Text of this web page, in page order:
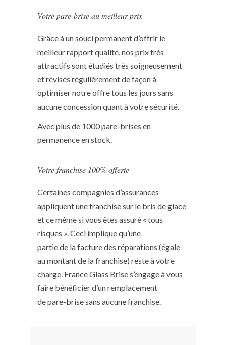
Votre pare-brise au meilleur prix
Grâce à un souci permanent d’offrir le
meilleur rapport qualité, nos prix très
attractifs sont étudiés très soigneusement
et révisés régulièrement de façon à
optimiser notre offre tous les jours sans
aucune concession quant à votre sécurité.
Avec plus de 1000 pare-brises en
permanence en stock.
Votre franchise 100% offerte
Certaines compagnies d’assurances
appliquent une franchise sur le bris de glace
et ce même si vous êtes assuré « tous
risques ». Ceci implique qu’une
partie de la facture des réparations (égale
au montant de la franchise) reste à votre
charge. France Glass Brise s’engage à vous
faire bénéficier d’un remplacement
de pare-brise sans aucune franchise.